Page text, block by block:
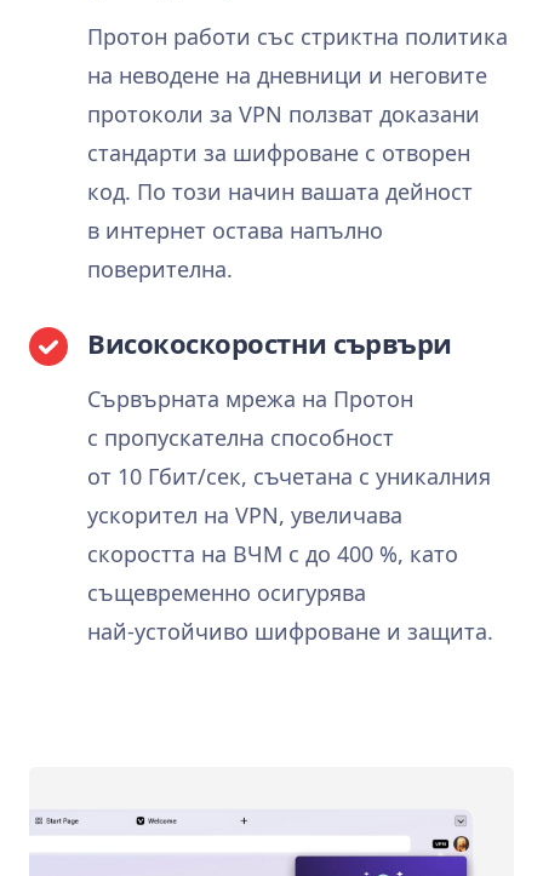
Протон работи със стриктна политика
на неводене на дневници и неговите
протоколи за VPN ползват доказани
стандарти за шифроване с отворен
код. По този начин вашата дейност
в интернет остава напълно
поверителна.
Високоскоростни сървъри
Сървърната мрежа на Протон
с пропускателна способност
от 10 Гбит/сек, съчетана с уникалния
ускорител на VPN, увеличава
скоростта на ВЧМ с до 400 %, като
същевременно осигурява
най‑устойчиво шифроване и защита.